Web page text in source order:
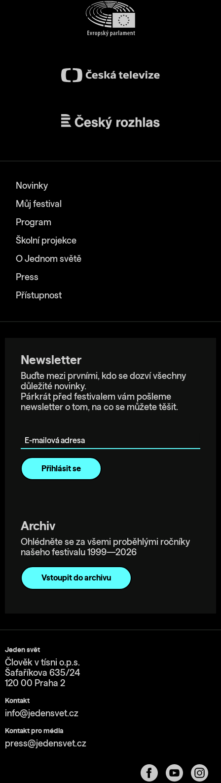
Novinky
Můj festival
Program
Školní projekce
O Jednom světě
Press
Přístupnost
Newsletter
Buďte mezi prvními, kdo se dozví všechny
důležité novinky.
Párkrát před festivalem vám pošleme
newsletter o tom, na co se můžete těšit.
Archiv
Ohlédněte se za všemi proběhlými ročníky
našeho festivalu 1999—2026
Vstoupit do archivu
Jeden svět
Člověk v tísni o.p.s.
Šafaříkova 635/24
120 00 Praha 2
Kontakt
info@jedensvet.cz
Kontakt pro média
press@jedensvet.cz